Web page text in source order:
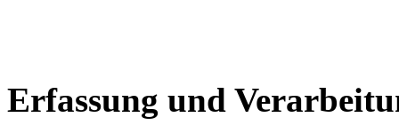
Erfassung und